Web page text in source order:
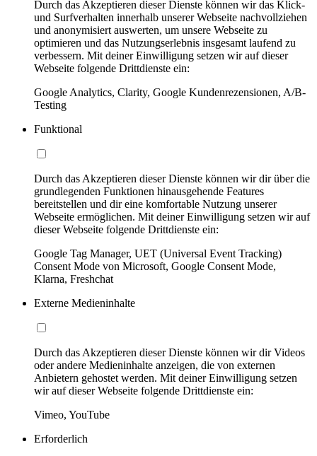
Durch das Akzeptieren dieser Dienste können wir das Klick-
und Surfverhalten innerhalb unserer Webseite nachvollziehen
und anonymisiert auswerten, um unsere Webseite zu
optimieren und das Nutzungserlebnis insgesamt laufend zu
verbessern. Mit deiner Einwilligung setzen wir auf dieser
Webseite folgende Drittdienste ein:
Google Analytics, Clarity, Google Kundenrezensionen, A/B-
Testing
Funktional
Durch das Akzeptieren dieser Dienste können wir dir über die
grundlegenden Funktionen hinausgehende Features
bereitstellen und dir eine komfortable Nutzung unserer
Webseite ermöglichen. Mit deiner Einwilligung setzen wir auf
dieser Webseite folgende Drittdienste ein:
Google Tag Manager, UET (Universal Event Tracking)
Consent Mode von Microsoft, Google Consent Mode,
Klarna, Freshchat
Externe Medieninhalte
Durch das Akzeptieren dieser Dienste können wir dir Videos
oder andere Medieninhalte anzeigen, die von externen
Anbietern gehostet werden. Mit deiner Einwilligung setzen
wir auf dieser Webseite folgende Drittdienste ein:
Vimeo, YouTube
Erforderlich